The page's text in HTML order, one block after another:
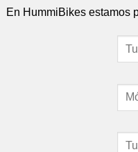
En HummiBikes estamos